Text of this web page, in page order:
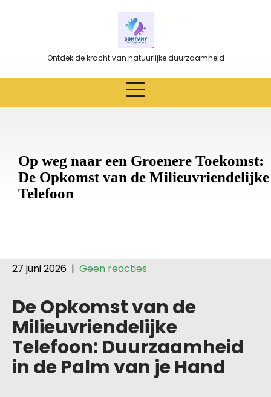
Ontdek de kracht van natuurlijke duurzaamheid
Op weg naar een Groenere Toekomst:
De Opkomst van de Milieuvriendelijke
Telefoon
27 juni 2026 | Geen reacties
De Opkomst van de
Milieuvriendelijke
Telefoon: Duurzaamheid
in de Palm van je Hand